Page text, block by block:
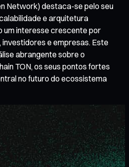
Network) destaca-se pelo seu
e arquitetura
um interesse crescente por
e empresas. Este
abrangente sobre o
TON, os seus pontos fortes
no futuro do ecossistema